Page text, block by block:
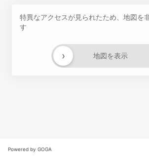
特異なアクセスが見られたため、地図を
す
地図を表示
›
Powered by GOGA